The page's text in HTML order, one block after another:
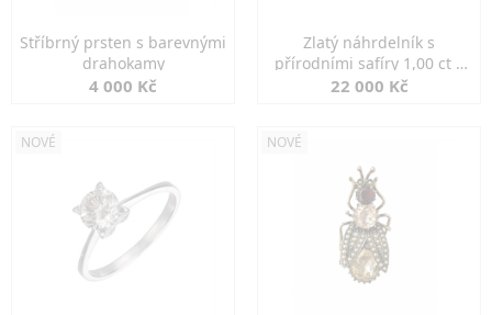
Stříbrný prsten s barevnými
drahokamy
4 000 Kč
Zlatý náhrdelník s
přírodními safíry 1,00 ct a
diamanty
22 000 Kč
NOVÉ NOVÉ